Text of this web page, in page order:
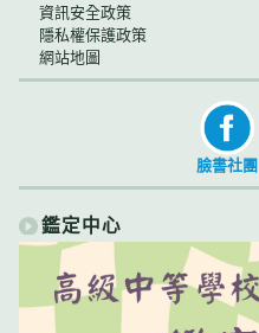
資訊安全政策
隱私權保護政策
網站地圖
臉書社團
鑑定中心